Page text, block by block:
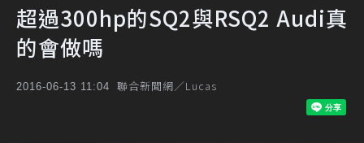
超過300hp的SQ2與RSQ2 Audi真
的會做嗎
2016-06-13 11:04 聯合新聞網／Lucas